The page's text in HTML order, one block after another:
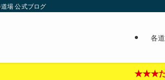
場 公式ブログ
各
ただいま入門キャンペーン中‼︎★★★